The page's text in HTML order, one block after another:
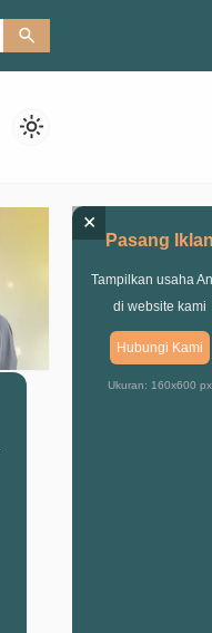
search
light_mode
Pasang
Tampilkan usaha
di website kami
Hubungi Kami
Ukuran: 160x600 px
×